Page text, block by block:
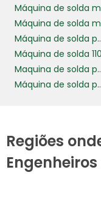
Máquina de
Maquina
Máquina de solda
Regiões